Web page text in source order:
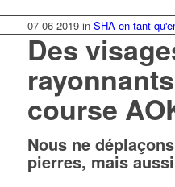
07-06-2019in SHA en tant
Des
course
Nous ne
pierres, mais